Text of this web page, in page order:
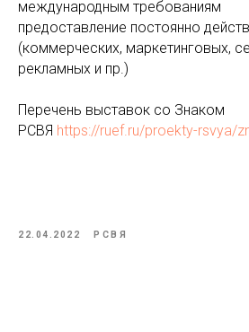
международным требованиям
предоставление постоянно
(коммерческих, маркетинговых,
рекламных и пр.)
Перечень выставок со Знаком
РСВЯ https://ruef.ru/proekty-rsvya/
22.04.2022 РСВЯ